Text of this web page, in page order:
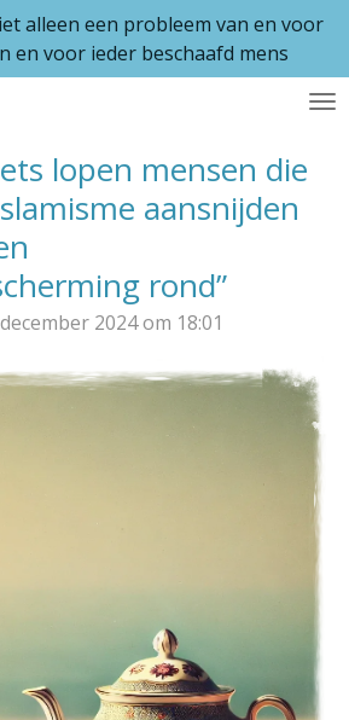
alleen een probleem van en voor
en voor ieder beschaafd mens
lopen mensen die
aansnijden
rond”
2024 om 18:01